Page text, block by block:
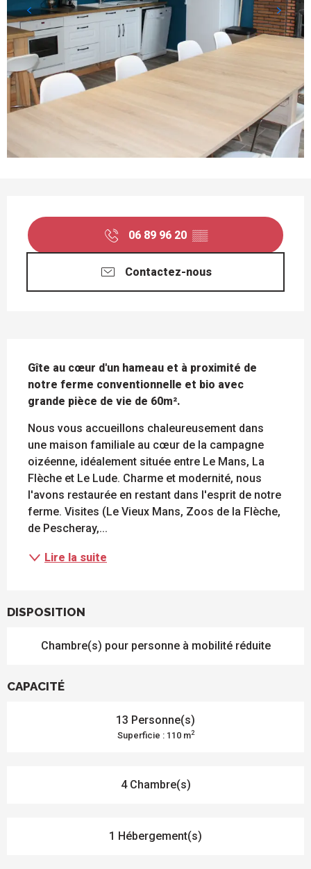
06 89 96 20 ▒▒
Contactez-nous
Gîte au cœur d'un hameau et à proximité de
notre ferme conventionnelle et bio avec
grande pièce de vie de 60m².
Nous vous accueillons chaleureusement dans
une maison familiale au cœur de la campagne
oizéenne, idéalement située entre Le Mans, La
Flèche et Le Lude. Charme et modernité, nous
l'avons restaurée en restant dans l'esprit de notre
ferme. Visites (Le Vieux Mans, Zoos de la Flèche,
de Pescheray,...
Lire la suite
DISPOSITION
Chambre(s) pour personne à mobilité réduite
CAPACITÉ
13 Personne(s)
Superficie : 110 m2
4 Chambre(s)
1 Hébergement(s)